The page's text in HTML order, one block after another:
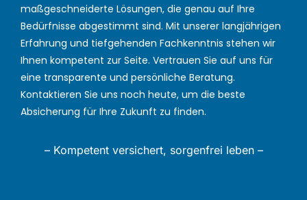
maßgeschneiderte Lösungen, die genau auf Ihre
Bedürfnisse abgestimmt sind. Mit unserer langjährigen
Erfahrung und tiefgehenden Fachkenntnis stehen wir
Ihnen kompetent zur Seite. Vertrauen Sie auf uns für
eine transparente und persönliche Beratung.
Kontaktieren Sie uns noch heute, um die beste
Absicherung für Ihre Zukunft zu finden.
– Kompetent versichert, sorgenfrei leben –